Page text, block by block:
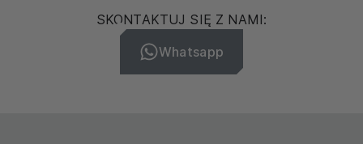
SKONTAKTUJ SIĘ Z NAMI:
Whatsapp